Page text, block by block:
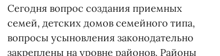
Сегодня вопрос создания приемных
семей, детских домов семейного типа,
вопросы усыновления законодательно
закреплены на уровне районов. Районы